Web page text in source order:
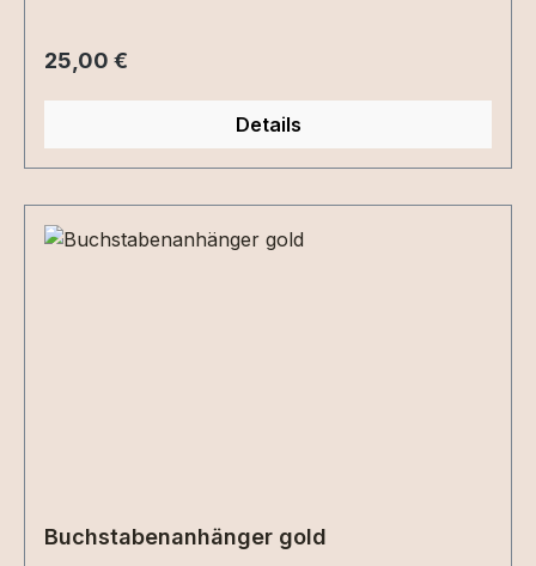
Regulärer Preis:
25,00 €
Details
Buchstabenanhänger gold